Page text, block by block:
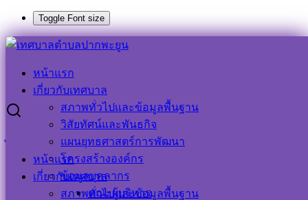
Toggle Font size
Skip
หน้าแรก
เกี่ยวกับเทศบาล
สภาพทั่วไปและข้อมูลพื้นฐาน
วิสัยทัศน์และพันธกิจ
แผนยุทธศาสตร์การพัฒนา
โครงสร้างองค์กร
ข้อมูลบุคลากร
คณะผู้บริหาร
หน้าแรก
เกี่ยวกับเทศบาล
สภาพทั่วไปและข้อมูลพื้นฐาน
กิจกรรมเคารพธงชาติและร้องเพลงชาติไทย
กิจกรรมเคารพธงชาติและร้องเพลงชาติ
22 พฤษภาคม 2023
ประชาสัมพันธ์ เทศบาลตำบล